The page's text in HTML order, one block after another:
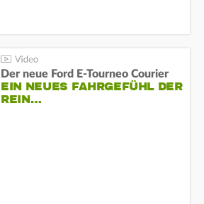
Der neue Ford E-Tourneo Courier
EIN NEUES FAHRGEFÜHL DER
REIN…